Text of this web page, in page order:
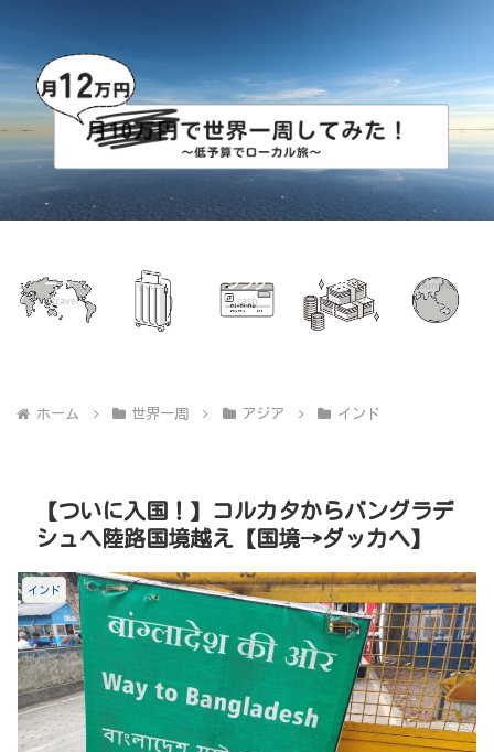
ート
mytravel
グッズ
goods
シング
cash
用
mybudget
countries
ホーム 世界一周 アジア インド
【ついに入国！】コルカタからバングラデ
シュへ陸路国境越え【国境→ダッカへ】
インド